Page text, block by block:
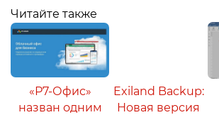
Читайте также
«Р7-Офис»
назван одним
Exiland Backup:
Новая версия